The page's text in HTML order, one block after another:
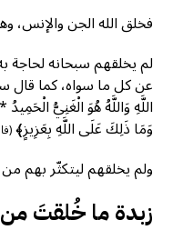
فخلق الله الجن والإنس،
لم يخلقهم سبحانه لحاجة
عن كل ما سواه، كما قال
اللَّهِ وَاللَّهُ هُوَ الْغَنِيُّ
وَمَا ذَلِكَ عَلَى اللَّهِ بِعَزِيزٍ﴾
ولم يخلقهم ليتكثّر بهم
زبدة ما خُلقتَ